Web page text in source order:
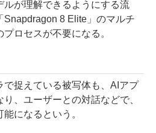
ルが理解できるようにする流
Snapdragon 8 Elite」のマルチ
ロセスが不要になる。
捉えている被写体も、AIアプ
、ユーザーとの対話などで、
になるという。